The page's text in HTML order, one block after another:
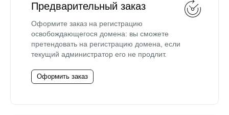
Предварительный заказ
Оформите заказ на регистрацию
освобождающегося домена: вы сможете
претендовать на регистрацию домена, если
текущий администратор его не продлит.
Оформить заказ